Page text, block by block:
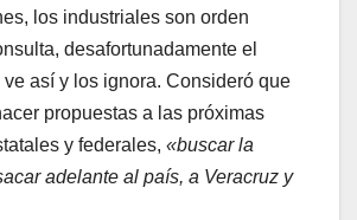
los industriales son orden
desafortunadamente el
así y los ignora. Consideró que
propuestas a las próximas
y federales, «buscar la
adelante al país, a Veracruz y